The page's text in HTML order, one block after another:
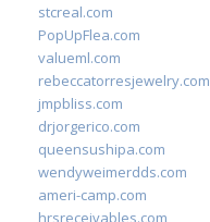
stcreal.com
PopUpFlea.com
valueml.com
rebeccatorresjewelry.com
jmpbliss.com
drjorgerico.com
queensushipa.com
wendyweimerdds.com
ameri-camp.com
hrsreceivables.com